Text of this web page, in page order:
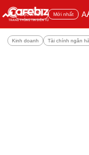
Đọc nhiều Mới nhất A
Kinh doanh Tài chính ngân